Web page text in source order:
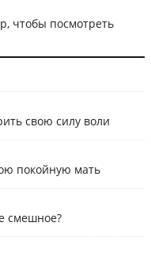
чтобы посмотреть
свою силу воли
покойную мать
смешное?